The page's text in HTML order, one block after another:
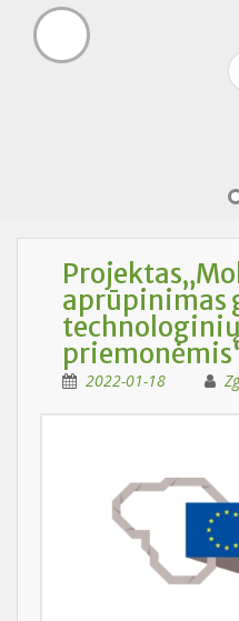
aprūpinimas
2022-01-18